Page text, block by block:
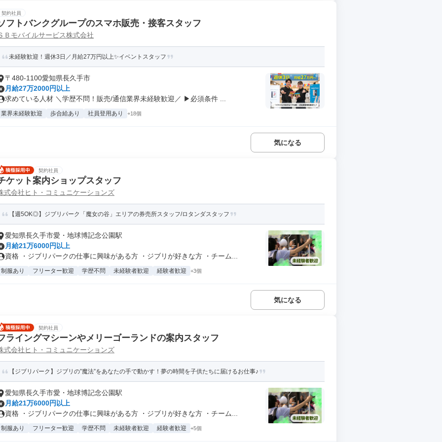
契約社員
フトバンクグループのスマホ販売・接客スタッフ
Ｂモバイルサービス株式会社
未経験歓迎！週休3日／月給27万円以上✨イベントスタッフ
〒480-1100愛知県長久手市
月給27万2000円以上
求めている人材 ＼学歴不問！販売/通信業界未経験歓迎／ ▶必須条件 ...
業界未経験歓迎 歩合給あり 社員登用あり +18個
気になる
契約社員
ケット案内ショップスタッフ
式会社ヒト・コミュニケーションズ
【週5OK◎】ジブリパーク「魔女の谷」エリアの券売所スタッフ/ロタンダスタッフ
愛知県長久手市愛・地球博記念公園駅
月給21万6000円以上
資格 ・ジブリパークの仕事に興味がある方 ・ジブリが好きな方 ・チーム...
制服あり フリーター歓迎 学歴不問 未経験者歓迎 経験者歓迎 +3個
気になる
契約社員
ライングマシーンやメリーゴーランドの案内スタッフ
式会社ヒト・コミュニケーションズ
【ジブリパーク】ジブリの”魔法”をあなたの手で動かす！夢の時間を子供たちに届けるお仕事♪
愛知県長久手市愛・地球博記念公園駅
月給21万6000円以上
資格 ・ジブリパークの仕事に興味がある方 ・ジブリが好きな方 ・チーム...
制服あり フリーター歓迎 学歴不問 未経験者歓迎 経験者歓迎 +5個